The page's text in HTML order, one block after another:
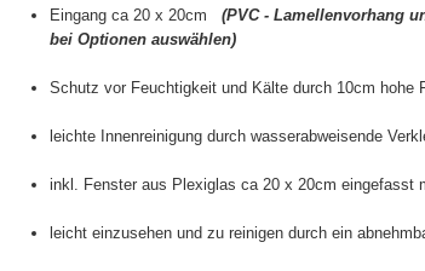
Eingang ca 20 x 20cm (PVC - Lamellenvorhang
bei Optionen auswählen)
Schutz vor Feuchtigkeit und Kälte durch 10cm hohe
leichte Innenreinigung durch wasserabweisende
inkl. Fenster aus Plexiglas ca 20 x 20cm eingefasst
leicht einzusehen und zu reinigen durch ein